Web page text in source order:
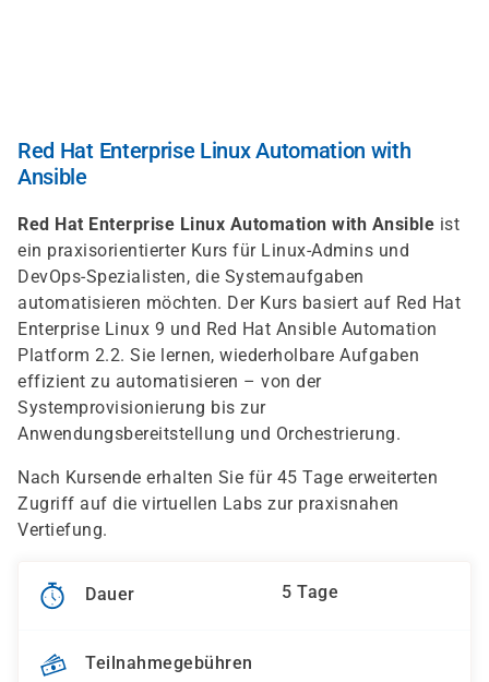
Red Hat Enterprise Linux Automation with
Ansible
Red Hat Enterprise Linux Automation with Ansible ist
ein praxisorientierter Kurs für Linux-Admins und
DevOps-Spezialisten, die Systemaufgaben
automatisieren möchten. Der Kurs basiert auf Red Hat
Enterprise Linux 9 und Red Hat Ansible Automation
Platform 2.2. Sie lernen, wiederholbare Aufgaben
effizient zu automatisieren – von der
Systemprovisionierung bis zur
Anwendungsbereitstellung und Orchestrierung.
Nach Kursende erhalten Sie für 45 Tage erweiterten
Zugriff auf die virtuellen Labs zur praxisnahen
Vertiefung.
Dauer 5 Tage
Teilnahmegebühren